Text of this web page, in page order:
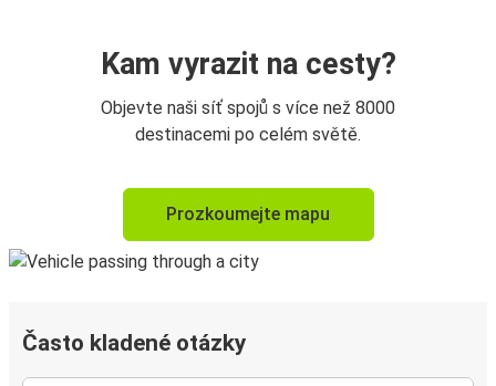
Kam vyrazit na cesty?
Objevte naši síť spojů s více než 8000
destinacemi po celém světě.
Prozkoumejte mapu
Často kladené otázky